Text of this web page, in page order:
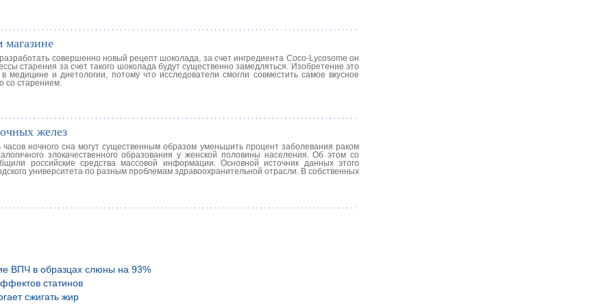
совершенно новый рецепт шоколада, за счет ингредиента Coco-Lycosome он
старения за счет такого шоколада будут существенно замедляться. Изобретение это
и диетологии, потому что исследователи смогли совместить самое вкусное
со старением.
желез
ночного сна могут существенным образом уменьшить процент заболевания раком
злокачественного образования у женской половины населения. Об этом со
российские средства массовой информации. Основной источник данных этого
университета по разным проблемам здравоохранительной отрасли. В собственных
ВПЧ в образцах слюны на 93%
статинов
сжигать жир